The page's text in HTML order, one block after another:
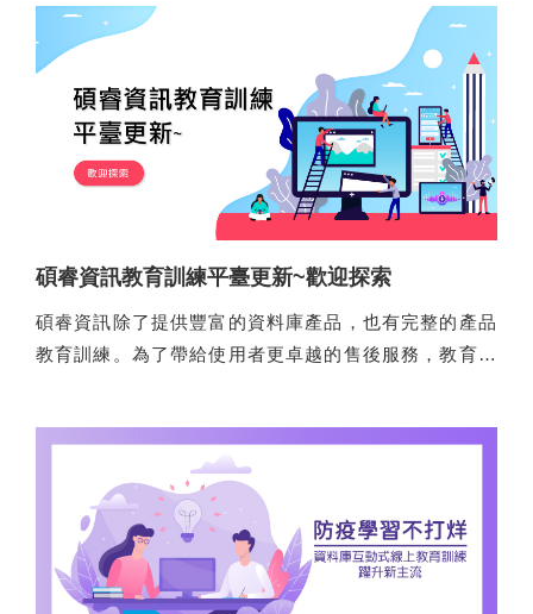
碩睿資訊教育訓練平臺更新~歡迎探索
碩睿資訊除了提供豐富的資料庫產品，也有完整的產品
教育訓練。為了帶給使用者更卓越的售後服務，教育訓